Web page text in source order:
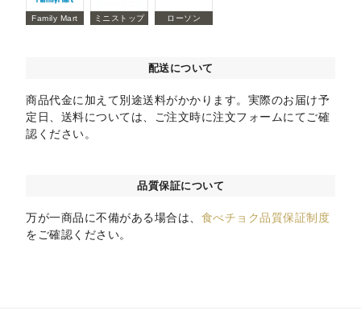
Family Mart ミニストップ ローソン
配送について
商品代金に加えて別途送料がかかります。実際のお届け予
定日、送料については、ご注文時に注文フォームにてご確
認ください。
品質保証について
万が一商品に不備がある場合は、 食べチョク品質保証制度
をご確認ください。